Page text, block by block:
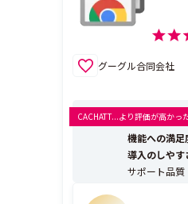
グーグル合同会社
CACHATT...より評価が高かっ
機能への満足
導入のしやす
サポート品質